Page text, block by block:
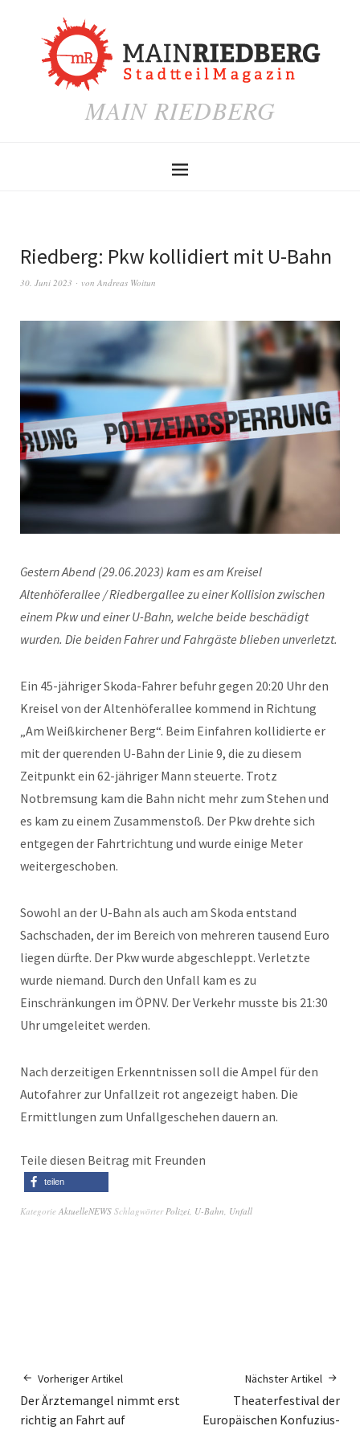
MAIN RIEDBERG
Riedberg: Pkw kollidiert mit U-Bahn
30. Juni 2023 von Andreas Woitun
Gestern Abend (29.06.2023) kam es am Kreisel
Altenhöferallee / Riedbergallee zu einer Kollision zwischen
einem Pkw und einer U-Bahn, welche beide beschädigt
wurden. Die beiden Fahrer und Fahrgäste blieben unverletzt.
Ein 45-jähriger Skoda-Fahrer befuhr gegen 20:20 Uhr den
Kreisel von der Altenhöferallee kommend in Richtung
„Am Weißkirchener Berg“. Beim Einfahren kollidierte er
mit der querenden U-Bahn der Linie 9, die zu diesem
Zeitpunkt ein 62-jähriger Mann steuerte. Trotz
Notbremsung kam die Bahn nicht mehr zum Stehen und
es kam zu einem Zusammenstoß. Der Pkw drehte sich
entgegen der Fahrtrichtung und wurde einige Meter
weitergeschoben.
Sowohl an der U-Bahn als auch am Skoda entstand
Sachschaden, der im Bereich von mehreren tausend Euro
liegen dürfte. Der Pkw wurde abgeschleppt. Verletzte
wurde niemand. Durch den Unfall kam es zu
Einschränkungen im ÖPNV. Der Verkehr musste bis 21:30
Uhr umgeleitet werden.
Nach derzeitigen Erkenntnissen soll die Ampel für den
Autofahrer zur Unfallzeit rot angezeigt haben. Die
Ermittlungen zum Unfallgeschehen dauern an.
Teile diesen Beitrag mit Freunden
teilen
Kategorie AktuelleNEWS SchlagwörterPolizei, U-Bahn, Unfall
Vorheriger Artikel
Der Ärztemangel nimmt erst
richtig an Fahrt auf
Nächster Artikel
Theaterfestival der
Europäischen Konfuzius-